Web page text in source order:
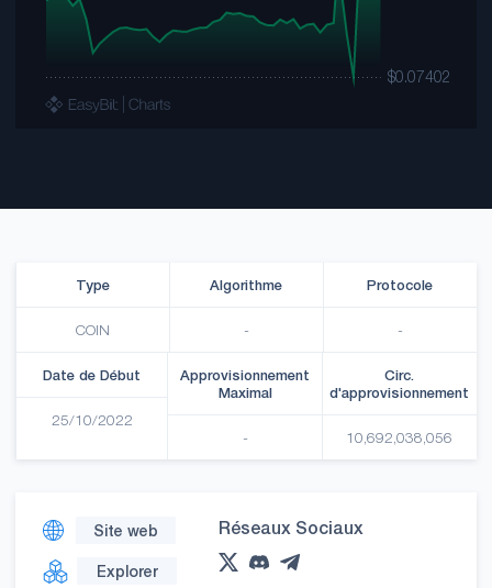
Type
COIN
Algorithme
-
Protocole
-
Date de Début
25/10/2022
Approvisionnement
Maximal
-
Circ.
d'approvisionnement
10,692,038,056
Site web
Explorer
Réseaux Sociaux